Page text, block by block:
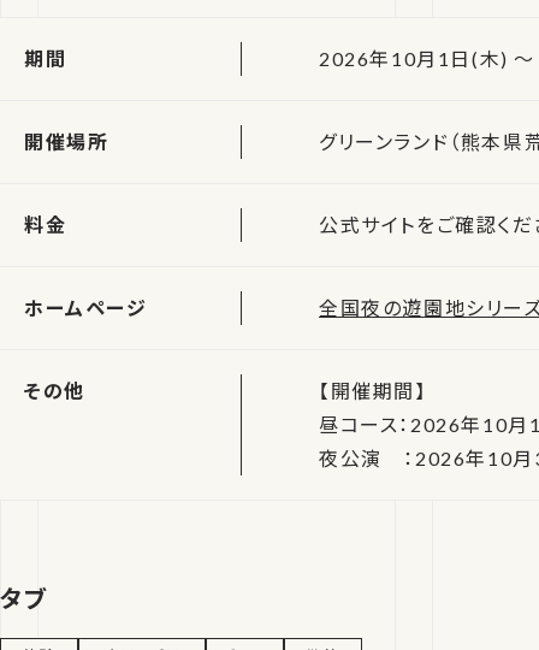
期間 2026年10月1日(木)
開催場所 グリーンランド（熊本県
料金 公式サイトをご確認くだ
ホームページ 全国夜の遊園地シリー
その他
【開催期間】
昼コース：2026年10
夜公演 ：2026年10
タブ